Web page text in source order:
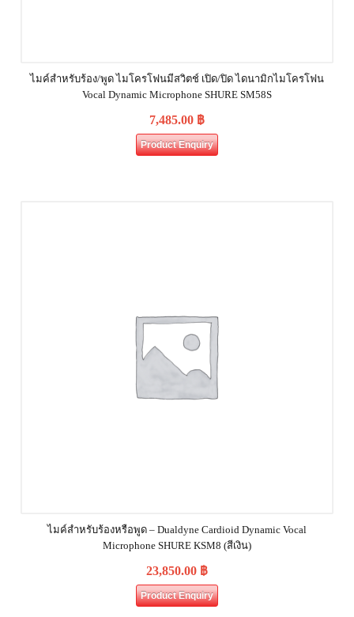
ไมค์สำหรับร้อง/พูด ไมโครโฟนมีสวิตช์ เปิด/ปิด ไดนามิกไมโครโฟน
Vocal Dynamic Microphone SHURE SM58S
7,485.00 ฿
Product Enquiry
ไมค์สำหรับร้องหรือพูด – Dualdyne Cardioid Dynamic Vocal
Microphone SHURE KSM8 (สีเงิน)
23,850.00 ฿
Product Enquiry